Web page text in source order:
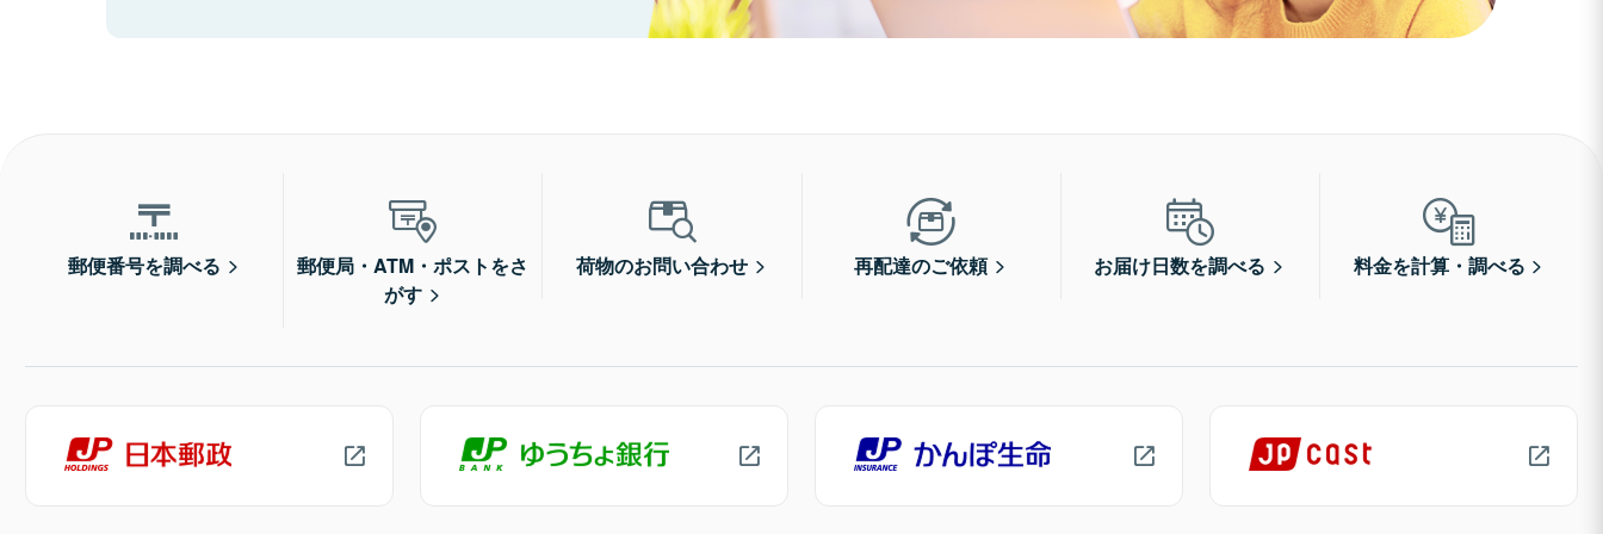
郵便番号を調べる
郵便局・ATM・ポストをさ
がす
荷物のお問い合わせ 再配達のご依頼 お届け日数を調べる 料金を計算・調べる